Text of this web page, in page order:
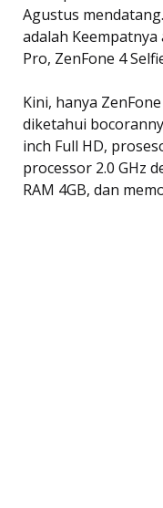
Agustus
adalah Keempatnya
Pro, ZenFone 4
Kini, hanya
diketahui
inch Full HD,
processor 2.0 GHz
RAM 4GB, dan